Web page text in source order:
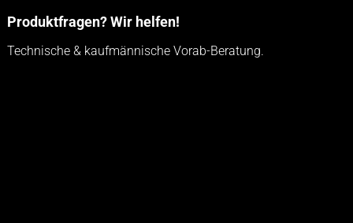
Produktfragen? Wir helfen!
Technische & kaufmännische Vorab-Beratung.